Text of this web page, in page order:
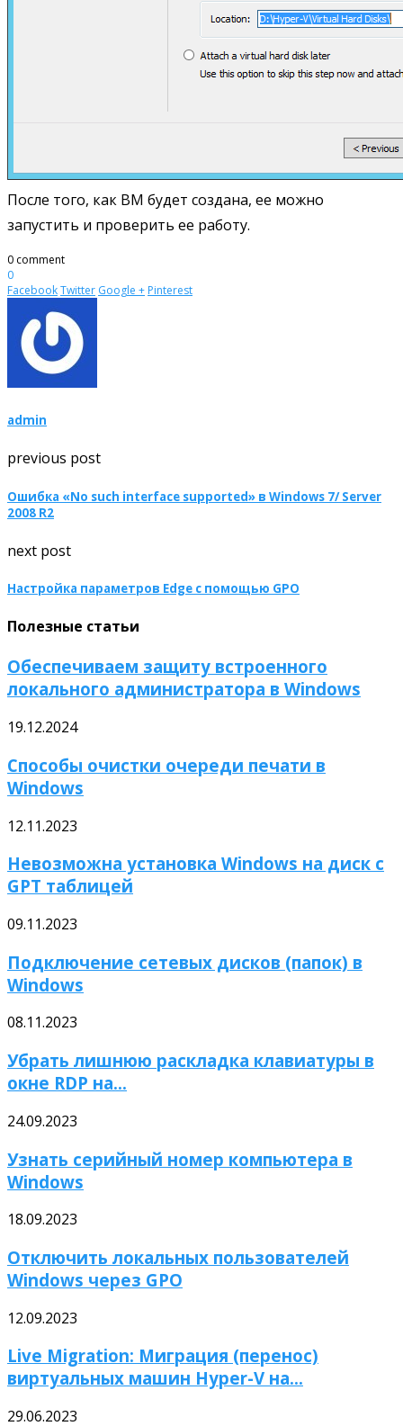
После того, как ВМ будет создана, ее можно
запустить и проверить ее работу.
0 comment
0
FacebookTwitter Google + Pinterest
admin
previous post
Ошибка «No such interface supported» в Windows 7/ Server
2008 R2
next post
Настройка параметров Edge с помощью GPO
Полезные статьи
Обеспечиваем защиту встроенного
локального администратора в Windows
19.12.2024
Способы очистки очереди печати в
Windows
12.11.2023
Невозможна установка Windows на диск с
GPT таблицей
09.11.2023
Подключение сетевых дисков (папок) в
Windows
08.11.2023
Убрать лишнюю раскладка клавиатуры в
окне RDP на...
24.09.2023
Узнать серийный номер компьютера в
Windows
18.09.2023
Отключить локальных пользователей
Windows через GPO
12.09.2023
Live Migration: Миграция (перенос)
виртуальных машин Hyper-V на...
29.06.2023